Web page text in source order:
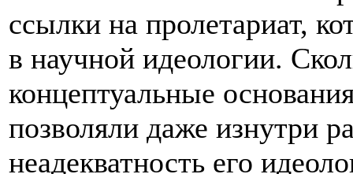
ссылки на пролетариат,
в научной идеологии.
концептуальные
позволяли даже изнутри
неадекватность его